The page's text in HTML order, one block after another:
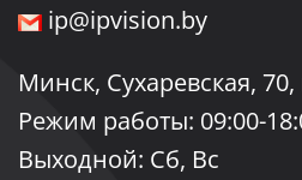
ip@ipvision.by
Минск, Сухаревская,
Режим работы: 09:00-
Выходной: Сб, Вс